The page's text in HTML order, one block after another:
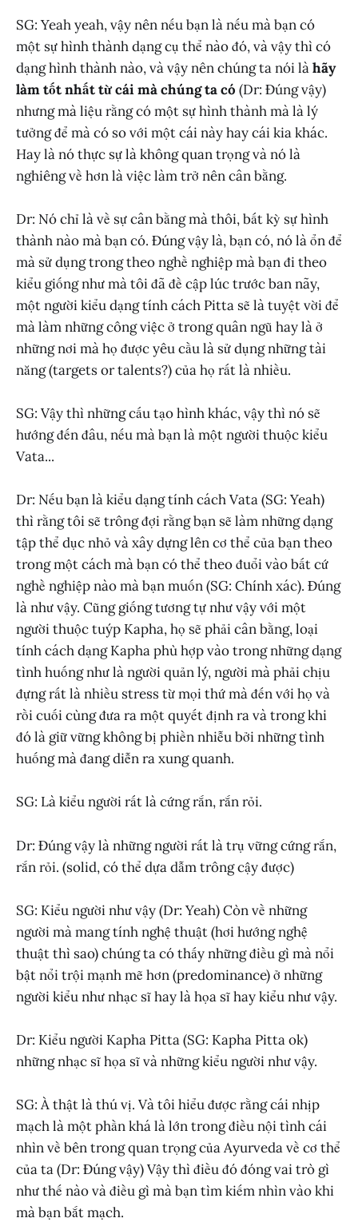
SG: Yeah yeah, vậy nên nếu bạn là nếu mà bạn có
một sự hình thành dạng cụ thể nào đó, và vậy thì có
dạng hình thành nào, và vậy nên chúng ta nói làhãy
làm tốt nhất từ cái mà chúng ta có (Dr: Đúng vậy)
nhưng mà liệu rằng có một sự hình thành mà là lý
tưởng để mà có so với một cái này hay cái kia khác.
Hay là nó thực sự là không quan trọng và nó là
nghiêng về hơn là việc làm trở nên cân bằng.
Dr: Nó chỉ là về sự cân bằng mà thôi, bất kỳ sự hình
thành nào mà bạn có. Đúng vậy là, bạn có, nó là ổn để
mà sử dụng trong theo nghề nghiệp mà bạn đi theo
kiểu giống như mà tôi đã đề cập lúc trước ban nãy,
một người kiểu dạng tính cách Pitta sẽ là tuyệt vời để
mà làm những công việc ở trong quân ngũ hay là ở
những nơi mà họ được yêu cầu là sử dụng những tài
năng (targets or talents?) của họ rất là nhiều.
SG: Vậy thì những cấu tạo hình khác, vậy thì nó sẽ
hướng đến đâu, nếu mà bạn là một người thuộc kiểu
Vata...
Dr: Nếu bạn là kiểu dạng tính cách Vata (SG: Yeah)
thì rằng tôi sẽ trông đợi rằng bạn sẽ làm những dạng
tập thể dục nhỏ và xây dựng lên cơ thể của bạn theo
trong một cách mà bạn có thể theo đuổi vào bất cứ
nghề nghiệp nào mà bạn muốn (SG: Chính xác). Đúng
là như vậy. Cũng giống tương tự như vậy với một
người thuộc tuýp Kapha, họ sẽ phải cân bằng, loại
tính cách dạng Kapha phù hợp vào trong những dạng
tình huống như là người quản lý, người mà phải chịu
đựng rất là nhiều stress từ mọi thứ mà đến với họ và
rồi cuối cùng đưa ra một quyết định ra và trong khi
đó là giữ vững không bị phiền nhiễu bởi những tình
huống mà đang diễn ra xung quanh.
SG: Là kiểu người rất là cứng rắn, rắn rỏi.
Dr: Đúng vậy là những người rất là trụ vững cứng rắn,
rắn rỏi. (solid, có thể dựa dẫm trông cậy được)
SG: Kiểu người như vậy (Dr: Yeah) Còn về những
người mà mang tính nghệ thuật (hơi hướng nghệ
thuật thì sao) chúng ta có thấy những điều gì mà nổi
bật nổi trội mạnh mẽ hơn (predominance) ở những
người kiểu như nhạc sĩ hay là họa sĩ hay kiểu như vậy.
Dr: Kiểu người Kapha Pitta (SG: Kapha Pitta ok)
những nhạc sĩ họa sĩ và những kiểu người như vậy.
SG: À thật là thú vị. Và tôi hiểu được rằng cái nhịp
mạch là một phần khá là lớn trong điều nội tình cái
nhìn về bên trong quan trọng của Ayurveda về cơ thể
của ta (Dr: Đúng vậy) Vậy thì điều đó đóng vai trò gì
như thế nào và điều gì mà bạn tìm kiếm nhìn vào khi
mà bạn bắt mạch.